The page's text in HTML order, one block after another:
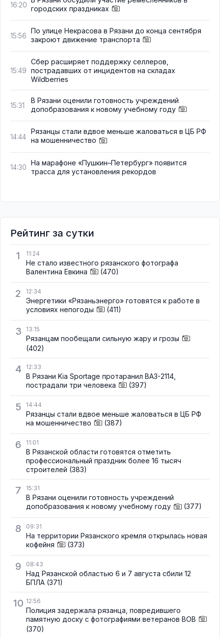
16:20 городских праздниках
15:56
По улице Некрасова в Рязани до конца сентября
закроют движение транспорта
15:49
Сбер расширяет поддержку селлеров,
пострадавших от инцидентов на складах
Wildberries
15:31
В Рязани оценили готовность учреждений
допобразования к новому учебному году
14:44
Рязанцы стали вдвое меньше жаловаться в ЦБ РФ
на мошенничество
14:30
На марафоне «Пушкин–Петербург» появится
трасса для установления рекордов
Рейтинг за сутки
1
11:24
Не стало известного рязанского фотографа
Валентина Евкина
(470)
2 12:34
Энергетики «Рязаньэнерго» готовятся к работе в
условиях непогоды
(411)
3 13:15
Рязанцам пообещали сильную жару и грозы
(402)
4 12:33
В Рязани Kia Sportage протаранил ВАЗ-2114,
пострадали три человека
(397)
5 14:44
Рязанцы стали вдвое меньше жаловаться в ЦБ РФ
на мошенничество
(387)
6 11:01
В Рязанской области готовятся отметить
профессиональный праздник более 16 тысяч
строителей (383)
7 15:31
В Рязани оценили готовность учреждений
допобразования к новому учебному году
(377)
8 09:31
На территории Рязанского кремля открылась новая
кофейня
(373)
9 08:43
Над Рязанской областью 6 и 7 августа сбили 12
БПЛА (371)
10 12:56
Полиция задержала рязанца, повредившего
памятную доску с фотографиями ветеранов ВОВ
(370)